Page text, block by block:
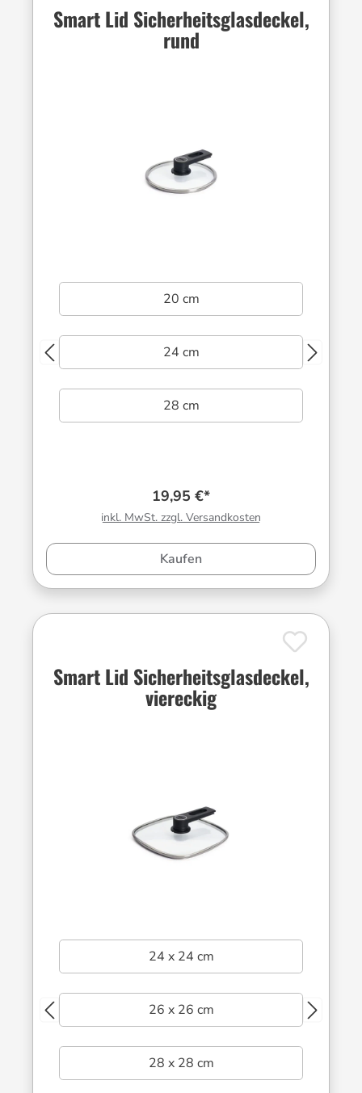
Smart Lid Sicherheitsglasdeckel,
rund
20 cm
24 cm
28 cm
19,95 €*
inkl. MwSt. zzgl. Versandkosten
Kaufen
Smart Lid Sicherheitsglasdeckel,
viereckig
24 x 24 cm
26 x 26 cm
28 x 28 cm